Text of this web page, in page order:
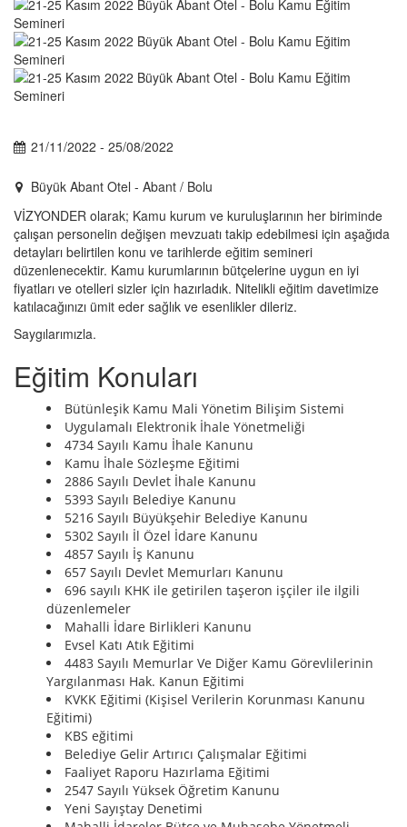
21/11/2022 - 25/08/2022
Büyük Abant Otel - Abant / Bolu
VİZYONDER olarak; Kamu kurum ve kuruluşlarının her biriminde
çalışan personelin değişen mevzuatı takip edebilmesi için aşağıda
detayları belirtilen konu ve tarihlerde eğitim semineri
düzenlenecektir. Kamu kurumlarının bütçelerine uygun en iyi
fiyatları ve otelleri sizler için hazırladık. Nitelikli eğitim davetimize
katılacağınızı ümit eder sağlık ve esenlikler dileriz.
Saygılarımızla.
Eğitim Konuları
Bütünleşik Kamu Mali Yönetim Bilişim Sistemi
Uygulamalı Elektronik İhale Yönetmeliği
4734 Sayılı Kamu İhale Kanunu
Kamu İhale Sözleşme Eğitimi
2886 Sayılı Devlet İhale Kanunu
5393 Sayılı Belediye Kanunu
5216 Sayılı Büyükşehir Belediye Kanunu
5302 Sayılı İl Özel İdare Kanunu
4857 Sayılı İş Kanunu
657 Sayılı Devlet Memurları Kanunu
696 sayılı KHK ile getirilen taşeron işçiler ile ilgili
düzenlemeler
Mahalli İdare Birlikleri Kanunu
Evsel Katı Atık Eğitimi
4483 Sayılı Memurlar Ve Diğer Kamu Görevlilerinin
Yargılanması Hak. Kanun Eğitimi
KVKK Eğitimi (Kişisel Verilerin Korunması Kanunu
Eğitimi)
KBS eğitimi
Belediye Gelir Artırıcı Çalışmalar Eğitimi
Faaliyet Raporu Hazırlama Eğitimi
2547 Sayılı Yüksek Öğretim Kanunu
Yeni Sayıştay Denetimi